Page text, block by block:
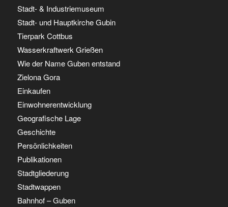
Stadt- & Industriemuseum
Stadt- und Hauptkirche Gubin
Tierpark Cottbus
Wasserkraftwerk Grießen
Wie der Name Guben entstand
Zielona Gora
Einkaufen
Einwohnerentwicklung
Geografische Lage
Geschichte
Persönlichkeiten
Publikationen
Stadtgliederung
Stadtwappen
Bahnhof – Guben